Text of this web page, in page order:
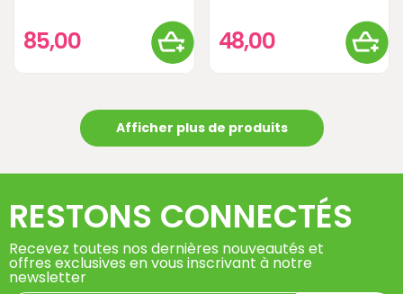
85,00 48,00
Afficher plus de produits
RESTONS CONNECTÉS
Recevez toutes nos dernières nouveautés et
offres exclusives en vous inscrivant à notre
newsletter